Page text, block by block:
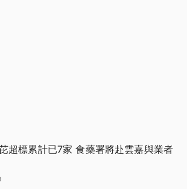
超標累計已7家 食藥署將赴雲嘉與業者